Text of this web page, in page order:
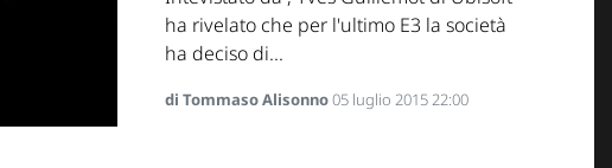
ha rivelato che per l'ultimo E3 la società
ha deciso di...
di Tommaso Alisonno05 luglio 2015 22:00